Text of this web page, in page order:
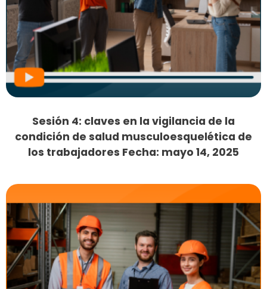
Sesión 4: claves en la vigilancia de la
condición de salud musculoesquelética de
los trabajadores Fecha: mayo 14, 2025